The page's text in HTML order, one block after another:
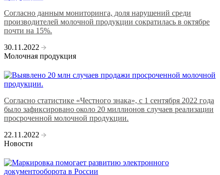
Согласно данным мониторинга, доля нарушений среди
производителей молочной продукции сократилась в октябре
почти на 15%.
30.11.2022
Молочная продукция
Согласно статистике «Честного знака», с 1 сентября 2022 года
было зафиксировано около 20 миллионов случаев реализации
просроченной молочной продукции.
22.11.2022
Новости